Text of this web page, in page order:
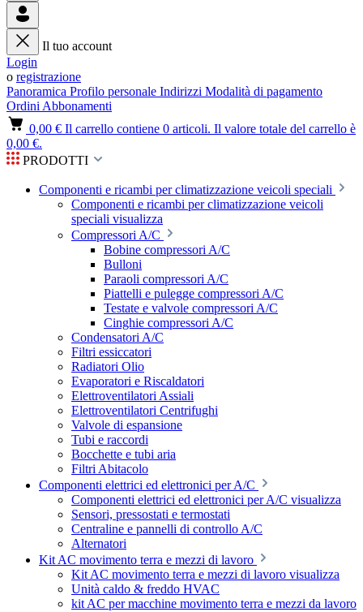
Il tuo account
Login
o registrazione
Panoramica Profilo personale Indirizzi Modalità di pagamento
Ordini Abbonamenti
0,00 € Il carrello contiene 0 articoli. Il valore totale del carrello è
0,00 €.
PRODOTTI
Componenti e ricambi per climatizzazione veicoli speciali
Componenti e ricambi per climatizzazione veicoli
speciali visualizza
Compressori A/C
Bobine compressori A/C
Bulloni
Paraoli compressori A/C
Piattelli e pulegge compressori A/C
Testate e valvole compressori A/C
Cinghie compressori A/C
Condensatori A/C
Filtri essiccatori
Radiatori Olio
Evaporatori e Riscaldatori
Elettroventilatori Assiali
Elettroventilatori Centrifughi
Valvole di espansione
Tubi e raccordi
Bocchette e tubi aria
Filtri Abitacolo
Componenti elettrici ed elettronici per A/C
Componenti elettrici ed elettronici per A/C visualizza
Sensori, pressostati e termostati
Centraline e pannelli di controllo A/C
Alternatori
Kit AC movimento terra e mezzi di lavoro
Kit AC movimento terra e mezzi di lavoro visualizza
Unità caldo & freddo HVAC
kit AC per macchine movimento terra e mezzi da lavoro